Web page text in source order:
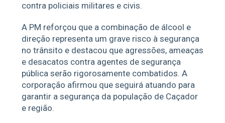
contra policiais militares e civis.
A PM reforçou que a combinação de álcool e
direção representa um grave risco à segurança
no trânsito e destacou que agressões, ameaças
e desacatos contra agentes de segurança
pública serão rigorosamente combatidos. A
corporação afirmou que seguirá atuando para
garantir a segurança da população de Caçador
e região.